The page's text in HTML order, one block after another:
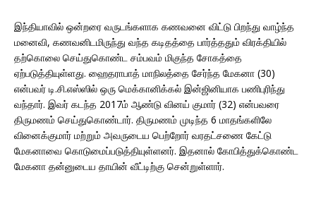
இந்தியாவில் ஒன்றரை வருடங்களாக கணவனை விட்டு பிறந்து வாழ்ந்த
மனைவி, கணவனிடமிருந்து வந்த கடிதத்தை பார்த்ததும் விரக்தியில்
தற்கொலை செய்துகொண்ட சம்பவம் மிகுந்த சோகத்தை
ஏற்படுத்தியுள்ளது. ஹைதராபாத் மாநிலத்தை சேர்ந்த மேகனா (30)
என்பவர் டி.சி.எஸ்ஸில் ஒரு மெக்கானிக்கல் இன்ஜினியாக பணிபுரிந்து
வந்தார். இவர் கடந்த 2017ம் ஆண்டு வினய் குமார் (32) என்பவரை
திருமணம் செய்துகொண்டார். திருமணம் முடிந்த 6 மாதங்களிலே
வினைக்குமார் மற்றும் அவருடைய பெற்றோர் வரதட்சணை கேட்டு
மேகனாவை கொடுமைப்படுத்தியுள்ளனர். இதனால் கோபித்துக்கொண்ட
மேகனா தன்னுடைய தாயின் வீட்டிற்கு சென்றுள்ளார்.